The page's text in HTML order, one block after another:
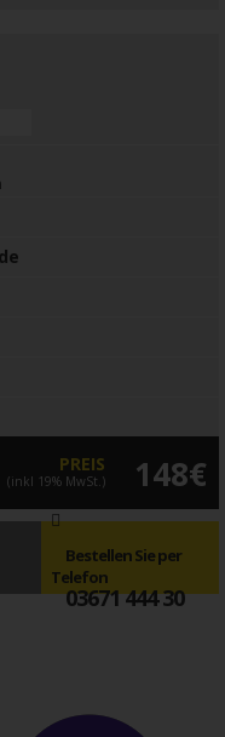
PREIS
(inkl 19% MwSt.) 148€
Bestellen Sie per
Telefon
03671 444 30